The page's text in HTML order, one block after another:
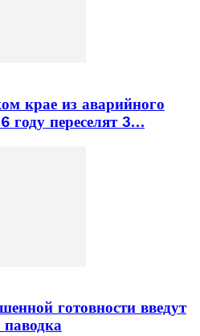
крае из аварийного
году переселят 3…
готовности введут